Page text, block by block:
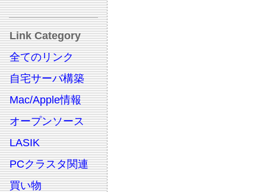
Link Category
全てのリンク
自宅サーバ構築
Mac/Apple情報
オープンソース
LASIK
PCクラスタ関連
買い物